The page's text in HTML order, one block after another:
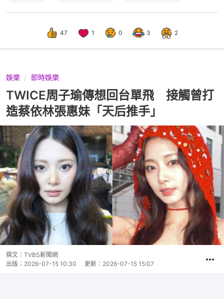
47 1 0 3 2
娛樂 即時娛樂
TWICE周子瑜傳想回台單飛 接觸曾打
造蔡依林張惠妹「天后推手」
撰文： TVBS新聞網
出版： 2026-07-15 10:30 更新： 2026-07-15 15:07